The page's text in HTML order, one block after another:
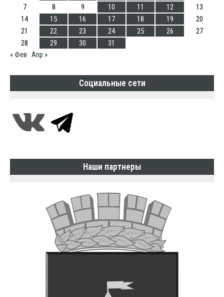
7
8 9 10 11 12
13
14
15 16 17 18 19
20
21
22 23 24 25 26
27
28
29 30
31
« Фев
Апр »
Социальные сети
Наши партнеры